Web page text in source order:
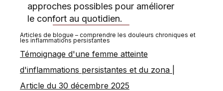
Articles de blogue – comprendre les douleurs chroniques et
les inflammations persistantes
approches possibles pour améliorer
le confort au quotidien.
Témoignage d'une femme atteinte
d'inflammations persistantes et du zona |
Article du 30 décembre 2025